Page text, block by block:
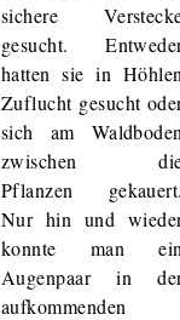
sichere
gesucht.
hatten sie in
Zuflucht gesucht
sich am
zwischen
Pflanzen
Nur hin und
konnte man
Augenpaar in
aufkommenden